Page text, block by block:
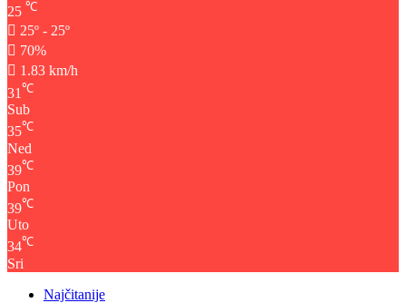
25 ℃
25º - 25º
70%
1.83 km/h
31℃
Sub
35℃
Ned
39℃
Pon
39℃
Uto
34℃
Sri
Najčitanije